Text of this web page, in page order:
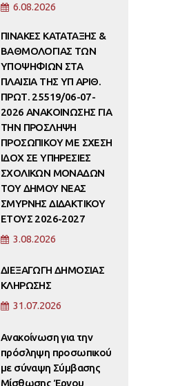
6.08.2026
ΠΙΝΑΚΕΣ ΚΑΤΑΤΑΞΗΣ &
ΒΑΘΜΟΛΟΓΙΑΣ ΤΩΝ
ΥΠΟΨΗΦΙΩΝ ΣΤΑ
ΠΛΑΙΣΙΑ ΤΗΣ ΥΠ ΑΡΙΘ.
ΠΡΩΤ. 25519/06-07-
2026 ΑΝΑΚΟΙΝΩΣΗΣ ΓΙΑ
ΤΗΝ ΠΡΟΣΛΗΨΗ
ΠΡΟΣΩΠΙΚΟΥ ΜΕ ΣΧΕΣΗ
ΙΔΟΧ ΣΕ ΥΠΗΡΕΣΙΕΣ
ΣΧΟΛΙΚΩΝ ΜΟΝΑΔΩΝ
ΤΟΥ ΔΗΜΟΥ ΝΕΑΣ
ΣΜΥΡΝΗΣ ΔΙΔΑΚΤΙΚΟΥ
ΕΤΟΥΣ 2026-2027
3.08.2026
ΔΙΕΞΑΓΩΓΗ ΔΗΜΟΣΙΑΣ
ΚΛΗΡΩΣΗΣ
31.07.2026
Ανακοίνωση για την
πρόσληψη προσωπικού
με σύναψη Σύμβασης
Μίσθωσης Έργου